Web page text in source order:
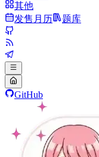
其他
发售月历
题库
GitHub